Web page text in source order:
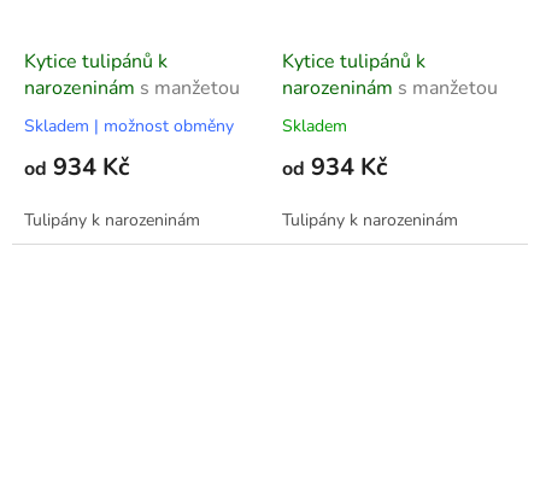
Kytice tulipánů k
narozeninám s manžetou
Skladem | možnost obměny
od 934 Kč
Tulipány k narozeninám
Kytice tulipánů k
narozeninám s manžetou
Skladem
od 934 Kč
Tulipány k narozeninám